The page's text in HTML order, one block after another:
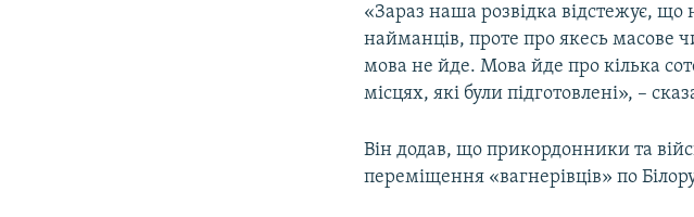
«Зараз наша розвідка відстежує, що
найманців, проте про якесь масове
мова не йде. Мова йде про кілька
місцях, які були підготовлені», –
Він додав, що прикордонники та
переміщення «вагнерівців» по